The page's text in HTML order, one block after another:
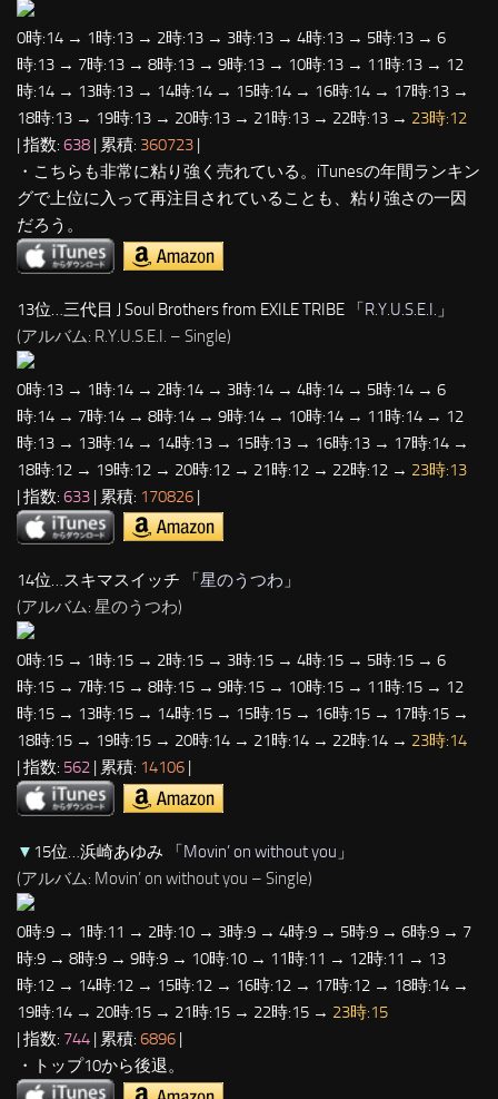
0時:14 → 1時:13 → 2時:13 → 3時:13 → 4時:13 → 5時:13 → 6
時:13 → 7時:13 → 8時:13 → 9時:13 → 10時:13 → 11時:13 → 12
時:14 → 13時:13 → 14時:14 → 15時:14 → 16時:14 → 17時:13 →
18時:13 → 19時:13 → 20時:13 → 21時:13 → 22時:13 → 23時:12
| 指数: 638 | 累積: 360723 |
・こちらも非常に粘り強く売れている。iTunesの年間ランキン
グで上位に入って再注目されていることも、粘り強さの一因
だろう。
13位…三代目 J Soul Brothers from EXILE TRIBE 「R.Y.U.S.E.I. 」
(アルバム: R.Y.U.S.E.I. – Single)
0時:13 → 1時:14 → 2時:14 → 3時:14 → 4時:14 → 5時:14 → 6
時:14 → 7時:14 → 8時:14 → 9時:14 → 10時:14 → 11時:14 → 12
時:13 → 13時:14 → 14時:13 → 15時:13 → 16時:13 → 17時:14 →
18時:12 → 19時:12 → 20時:12 → 21時:12 → 22時:12 → 23時:13
| 指数: 633 | 累積: 170826 |
14位…スキマスイッチ 「 星のうつわ 」
(アルバム: 星のうつわ)
0時:15 → 1時:15 → 2時:15 → 3時:15 → 4時:15 → 5時:15 → 6
時:15 → 7時:15 → 8時:15 → 9時:15 → 10時:15 → 11時:15 → 12
時:15 → 13時:15 → 14時:15 → 15時:15 → 16時:15 → 17時:15 →
18時:15 → 19時:15 → 20時:14 → 21時:14 → 22時:14 → 23時:14
| 指数: 562 | 累積: 14106
▼ 15位…浜崎あゆみ 「Movin’ on without you 」
(アルバム: Movin’ on without you – Single)
0時:9 → 1時:11 → 2時:10 → 3時:9 → 4時:9 → 5時:9 → 6時:9 → 7
時:9 → 8時:9 → 9時:9 → 10時:10 → 11時:11 → 12時:11 → 13
時:12 → 14時:12 → 15時:12 → 16時:12 → 17時:12 → 18時:14 →
19時:14 → 20時:15 → 21時:15 → 22時:15 → 23時:15
| 指数: 744 | 累積: 6896 |
・トップ10から後退。